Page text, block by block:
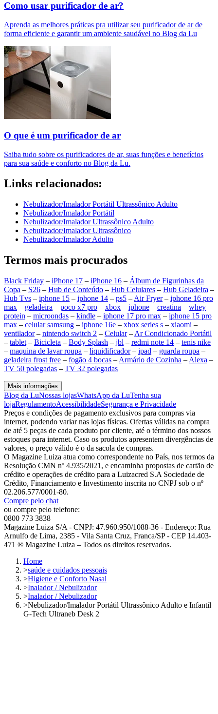
Como usar purificador de ar?
Aprenda as melhores práticas pra utilizar seu purificador de ar de
forma eficiente e garantir um ambiente saudável no Blog da Lu
O que é um purificador de ar​
Saiba tudo sobre os purificadores de ar, suas funções e benefícios
para sua saúde e conforto no Blog da Lu.
Links relacionados:
Nebulizador/Imalador Portátil Ultrassônico Adulto
Nebulizador/Imalador Portátil
Nebulizador/Imalador Ultrassônico Adulto
Nebulizador/Imalador Ultrassônico
Nebulizador/Imalador Adulto
Termos mais procurados
Black Friday – iPhone 17 – iPhone 16 – Álbum de Figurinhas da
Copa – S26 – Hub de Conteúdo – Hub Celulares – Hub Geladeira –
Hub Tvs – iphone 15 – iphone 14 – ps5 – Air Fryer– iphone 16 pro
max – geladeira – poco x7 pro – xbox – iphone – creatina – whey
protein – microondas – kindle – iphone 17 pro max – iphone 15 pro
max – celular samsung – iphone 16e – xbox series s – xiaomi –
ventilador– nintendo switch 2 – Celular– Ar Condicionado Portátil
– tablet – Bicicleta – Body Splash – jbl – redmi note 14 – tenis nike
– maquina de lavar roupa – liquidificador– ipad – guarda roupa –
geladeira frost free – fogão 4 bocas – Armário de Cozinha – Alexa –
TV 50 polegadas – TV 32 polegadas
Mais informações
Blog da LuNossas lojasWhatsApp da LuTenha sua
lojaRegulamentoAcessibilidadeSegurança e Privacidade
Preços e condições de pagamento exclusivos para compras via
internet, podendo variar nas lojas físicas. Ofertas válidas na compra
de até 5 peças de cada produto por cliente, até o término dos nossos
estoques para internet. Caso os produtos apresentem divergências de
valores, o preço válido é o da sacola de compras.
O Magazine Luiza atua como correspondente no País, nos termos da
Resolução CMN nº 4.935/2021, e encaminha propostas de cartão de
crédito e operações de crédito para a Luizacred S.A Sociedade de
Crédito, Financiamento e Investimento inscrita no CNPJ sob o nº
02.206.577/0001-80.
Compre pelo chat
ou compre pelo telefone:
0800 773 3838
Magazine Luiza S/A - CNPJ: 47.960.950/1088-36 - Endereço: Rua
Arnulfo de Lima, 2385 - Vila Santa Cruz, Franca/SP - CEP 14.403-
471 ® Magazine Luiza – Todos os direitos reservados.
Home
>saúde e cuidados pessoais
>Higiene e Conforto Nasal
>Inalador / Nebulizador
>Inalador / Nebulizador
>Nebulizador/Imalador Portátil Ultrassônico Adulto e Infantil
G-Tech Ultraneb Desk 2